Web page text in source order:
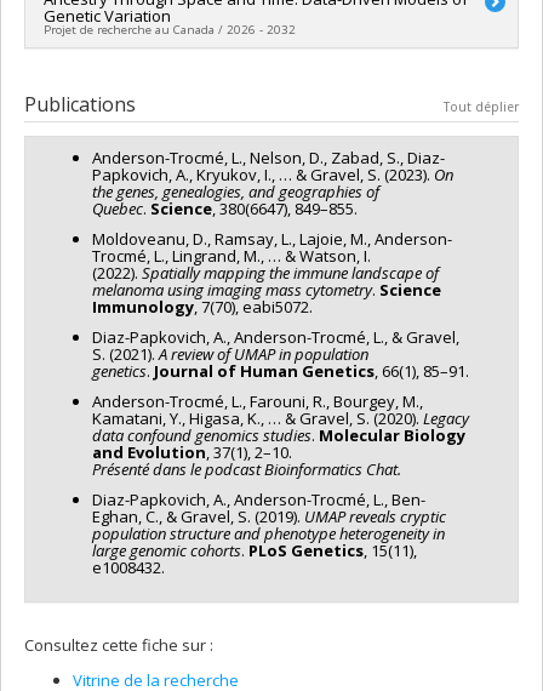
Sources de financement :CRSNG/Conseil de recherches en
sciences naturelles et génie du Canada (CRSNG)
Genetic Variation
Projet de recherche au Canada / 2026 - 2032
Sources de financement :
CRSNG/Conseil de recherches en
sciences naturelles et génie du Canada (CRSNG)
Programmes de subvention :PVX20965-(RGP) Programme de
subvention à la découverte individuelle ou de groupe
Publications Tout déplier
Anderson-Trocmé, L., Nelson, D., Zabad, S., Diaz-
Papkovich, A., Kryukov, I., … & Gravel, S. (2023). On
the genes, genealogies, and geographies of
Quebec. Science, 380(6647), 849–855.
Moldoveanu, D., Ramsay, L., Lajoie, M., Anderson-
Trocmé, L., Lingrand, M., … & Watson, I.
(2022). Spatially mapping the immune landscape of
melanoma using imaging mass cytometry. Science
Immunology, 7(70), eabi5072.
Diaz-Papkovich, A., Anderson-Trocmé, L., & Gravel,
S. (2021).A review of UMAP in population
genetics. Journal of Human Genetics, 66(1), 85–91.
Anderson-Trocmé, L., Farouni, R., Bourgey, M.,
Kamatani, Y., Higasa, K., … & Gravel, S. (2020). Legacy
data confound genomics studies. Molecular Biology
and Evolution, 37(1), 2–10.
Présenté dans le podcast Bioinformatics Chat.
Diaz-Papkovich, A., Anderson-Trocmé, L., Ben-
Eghan, C., & Gravel, S. (2019). UMAP reveals cryptic
population structure and phenotype heterogeneity in
large genomic cohorts. PLoS Genetics, 15(11),
e1008432.
Consultez cette fiche sur :
Vitrine de la recherche